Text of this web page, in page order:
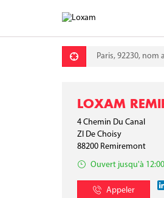
Requête
LOXAM
4 Chemin Du Canal
ZI De Choisy
88200 Remiremont
Ouvert jusqu'à 12:00
Appeler